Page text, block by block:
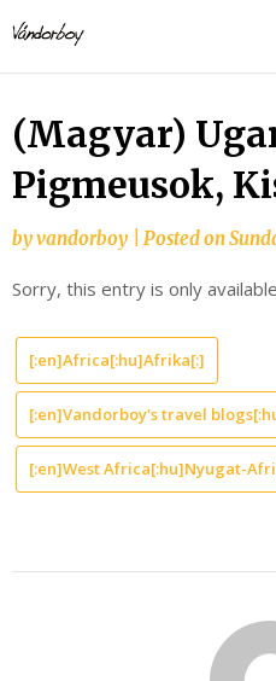
to
content
(Magyar)
Pigmeusok,
byvandorboy Posted on
Sorry, this entry is only
[:en]Africa[:hu]Afrika[:]
[:en]Vandorboy's travel
[:en]West Africa[:hu]Nyugat-